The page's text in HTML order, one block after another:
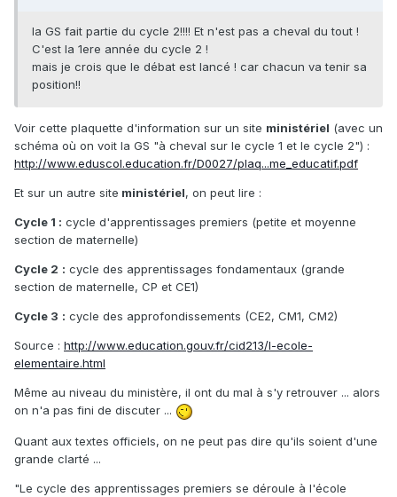
la GS fait partie du cycle 2!!!! Et n'est pas a cheval du tout !
C'est la 1ere année du cycle 2 !
mais je crois que le débat est lancé ! car chacun va tenir sa
position!!
Voir cette plaquette d'information sur un site ministériel (avec un
schéma où on voit la GS "à cheval sur le cycle 1 et le cycle 2") :
http://www.eduscol.education.fr/D0027/plaq...me_educatif.pdf
Et sur un autre site ministériel, on peut lire :
Cycle 1 : cycle d'apprentissages premiers (petite et moyenne
section de maternelle)
Cycle 2 : cycle des apprentissages fondamentaux (grande
section de maternelle, CP et CE1)
Cycle 3 : cycle des approfondissements (CE2, CM1, CM2)
Source : http://www.education.gouv.fr/cid213/l-ecole-
elementaire.html
Même au niveau du ministère, il ont du mal à s'y retrouver ... alors
on n'a pas fini de discuter ...
Quant aux textes officiels, on ne peut pas dire qu'ils soient d'une
grande clarté ...
"Le cycle des apprentissages premiers se déroule à l'école